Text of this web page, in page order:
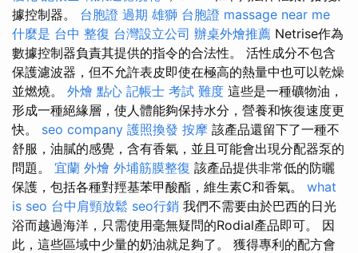
據控制器。 台胞證 過期 雄獅 台胞證 massage near me
什麼是 台中 整復 台灣設立公司 辦桌外燴推薦 Netrise作為
數據控制器負責其提供的指令的合法性。 活性成分不包含
保護濾波器，但不允許表皮即使在極高的熱量中也可以乾燥
並燃燒。 外燴 點心 記帳士 考試 難度 這些是一種礦物油，
形成一種絕緣層，使人體能夠保持水分，營養和恢復速度更
快。 seo company 護照換發 按摩 該產品還留下了一種不
舒服，油膩的感覺，含有香氣，並且可能會出現分配器泵的
問題。 宜蘭 外燴 外埔筋膜整復 該產品提供非常低的防曬
保護，包括各種對羥基苯甲酸酯，維生素C和香氣。 what
is seo 台中肩頸放鬆 seo行銷 我們不需要由於巴西的日光
浴而越過海洋，只需使用毫無疑問的Rodial產品即可。 因
此，這些區域中少量的奶油就足夠了。 獲得專利的配方會